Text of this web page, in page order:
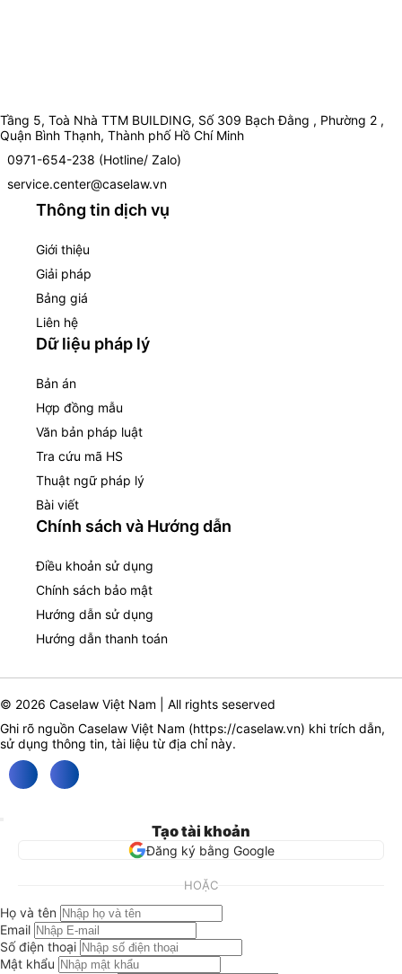
Tầng 5, Toà Nhà TTM BUILDING, Số 309 Bạch Đằng , Phường 2 ,
Quận Bình Thạnh, Thành phố Hồ Chí Minh
0971-654-238 (Hotline/ Zalo)
service.center@caselaw.vn
Thông tin dịch vụ
Giới thiệu
Giải pháp
Bảng giá
Liên hệ
Dữ liệu pháp lý
Bản án
Hợp đồng mẫu
Văn bản pháp luật
Tra cứu mã HS
Thuật ngữ pháp lý
Bài viết
Chính sách và Hướng dẫn
Điều khoản sử dụng
Chính sách bảo mật
Hướng dẫn sử dụng
Hướng dẫn thanh toán
© 2026 Caselaw Việt Nam | All rights seserved
Ghi rõ nguồn Caselaw Việt Nam (https://caselaw.vn) khi trích dẫn,
sử dụng thông tin, tài liệu từ địa chỉ này.
Tạo tài khoản
Đăng ký bằng Google
HOẶC
Họ và tên
Email
Số điện thoại
Mật khẩu